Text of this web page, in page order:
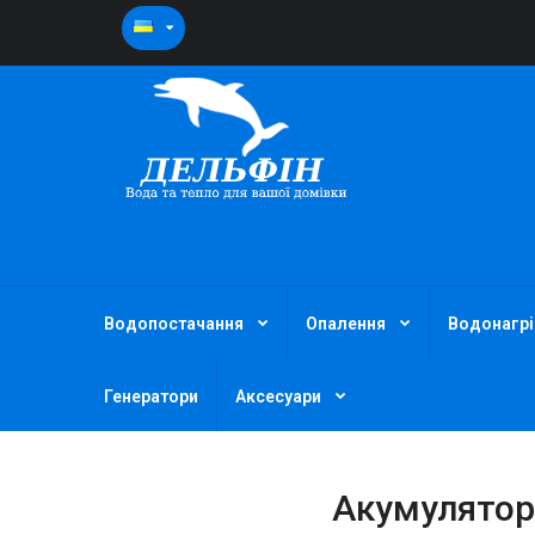
Водопостачання Опалення
Генератори Аксесуари